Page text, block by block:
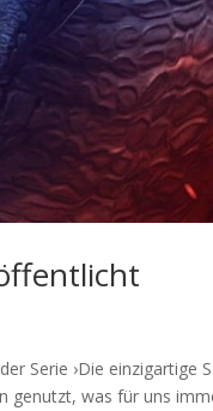
Serie ›Die einzigartige
genutzt, was für uns